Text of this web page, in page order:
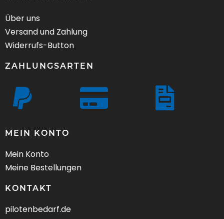
Über uns
Versand und Zahlung
Widerrufs-Button
ZAHLUNGSARTEN
MEIN KONTO
Mein Konto
Meine Bestellungen
KONTAKT
pilotenbedarf.de